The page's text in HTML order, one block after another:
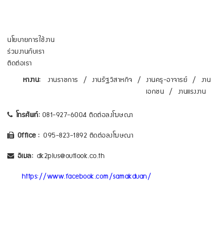
นโยบายการใช้งาน
ร่วมงานกับเรา
ติดต่อเรา
หางาน:
งานราชการ / งานรัฐวิสาหกิจ / งานครู-อาจารย์ / งาน
เอกชน / งานแรงงาน
โทรศัพท์: 081-927-6004 ติดต่อลงโฆษณา
Office : 095-823-1892 ติดต่อลงโฆษณา
อีเมล: dk2plus@outlook.co.th
https://www.facebook.com/samakduan/